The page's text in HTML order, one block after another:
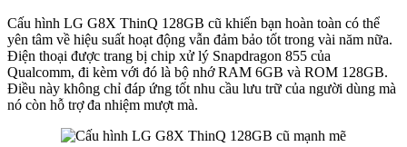
Cấu hình LG G8X ThinQ 128GB cũ khiến bạn hoàn toàn có thể
yên tâm về hiệu suất hoạt động vẫn đảm bảo tốt trong vài năm nữa.
Điện thoại được trang bị chip xử lý Snapdragon 855 của
Qualcomm, đi kèm với đó là bộ nhớ RAM 6GB và ROM 128GB.
Điều này không chỉ đáp ứng tốt nhu cầu lưu trữ của người dùng mà
nó còn hỗ trợ đa nhiệm mượt mà.